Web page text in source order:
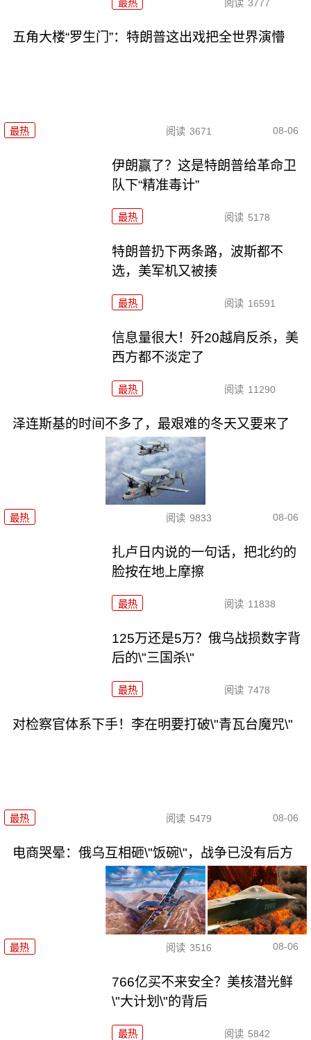
最热 阅读 3777
五角大楼“罗生门”：特朗普这出戏把全世界演懵
最热 阅读 3671 08-06
伊朗赢了？这是特朗普给革命卫
队下“精准毒计”
最热 阅读 5178
特朗普扔下两条路，波斯都不
选，美军机又被揍
最热 阅读 16591
信息量很大！歼20越肩反杀，美
西方都不淡定了
最热 阅读 11290
泽连斯基的时间不多了，最艰难的冬天又要来了
最热 阅读 9833 08-06
扎卢日内说的一句话，把北约的
脸按在地上摩擦
最热 阅读 11838
125万还是5万？俄乌战损数字背
后的\"三国杀\"
最热 阅读 7478
对检察官体系下手！李在明要打破\"青瓦台魔咒\"
最热 阅读 5479 08-06
电商哭晕：俄乌互相砸\"饭碗\"，战争已没有后方
最热 阅读 3516 08-06
766亿买不来安全？美核潜光鲜
\"大计划\"的背后
最热 阅读 5842